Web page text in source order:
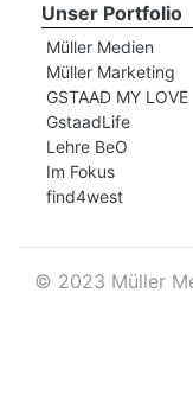
Unser Portfolio
Müller Medien
Müller Marketing
GSTAAD MY LOVE
GstaadLife
Lehre BeO
Im Fokus
find4west
© 2023 Müller